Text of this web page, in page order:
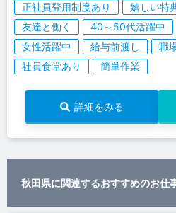
正社員登用制度あり
嬉しい特
友達と働く
40～50代活躍中
女性活躍中
給与前渡し
職
社員食堂あり
簡単作業
詳細をみる
秋田県に関連するおすすめのお仕